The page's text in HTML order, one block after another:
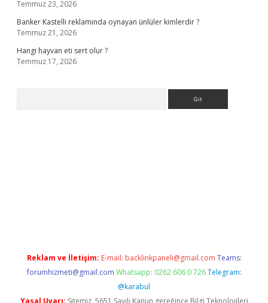
Temmuz 23, 2026
Banker Kastelli reklamında oynayan ünlüler kimlerdir ?
Temmuz 21, 2026
Hangi hayvan eti sert olur ?
Temmuz 17, 2026
Reklam ve İletişim: E-mail: backlinkpaneli@gmail.com Teams:
forumhizmeti@gmail.com Whatsapp: 0262 606 0 726 Telegram:
@karabul
Yasal Uyarı: Sitemiz, 5651 Sayılı Kanun gereğince Bilgi Teknolojileri